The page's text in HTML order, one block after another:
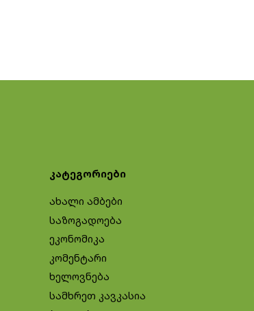
კატეგორიები
ახალი ამბები
საზოგადოება
ეკონომიკა
კომენტარი
ხელოვნება
სამხრეთ კავკასია